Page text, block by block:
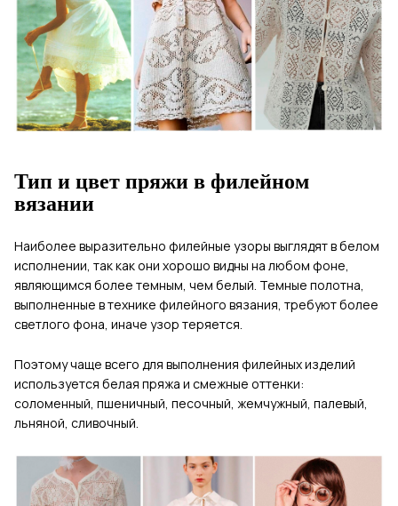
Тип и цвет пряжи в филейном
вязании
Наиболее выразительно филейные узоры выглядят в белом
исполнении, так как они хорошо видны на любом фоне,
являющимся более темным, чем белый. Темные полотна,
выполненные в технике филейного вязания, требуют более
светлого фона, иначе узор теряется.
Поэтому чаще всего для выполнения филейных изделий
используется белая пряжа и смежные оттенки:
соломенный, пшеничный, песочный, жемчужный, палевый,
льняной, сливочный.